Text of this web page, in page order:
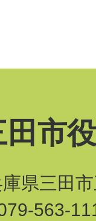
田市
県三田市
563-